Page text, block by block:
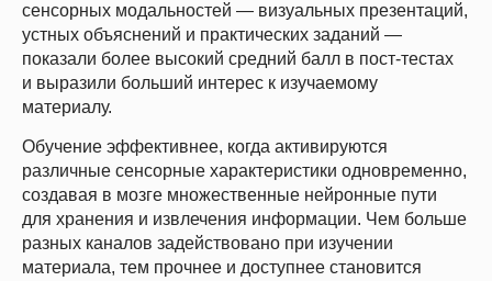
сенсорных модальностей — визуальных презентаций,
устных объяснений и практических заданий —
показали более высокий средний балл в пост-тестах
и выразили больший интерес к изучаемому
материалу.
Обучение эффективнее, когда активируются
различные сенсорные характеристики одновременно,
создавая в мозге множественные нейронные пути
для хранения и извлечения информации. Чем больше
разных каналов задействовано при изучении
материала, тем прочнее и доступнее становится